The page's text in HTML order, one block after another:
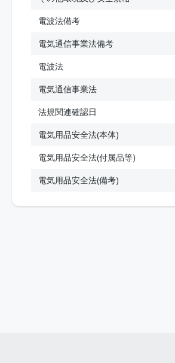
電波法備考
電気通信事業法備考
電波法
電気通信事業法
法規関連確認日
電気用品安全法(本体)
電気用品安全法(付属品等)
電気用品安全法(備考)